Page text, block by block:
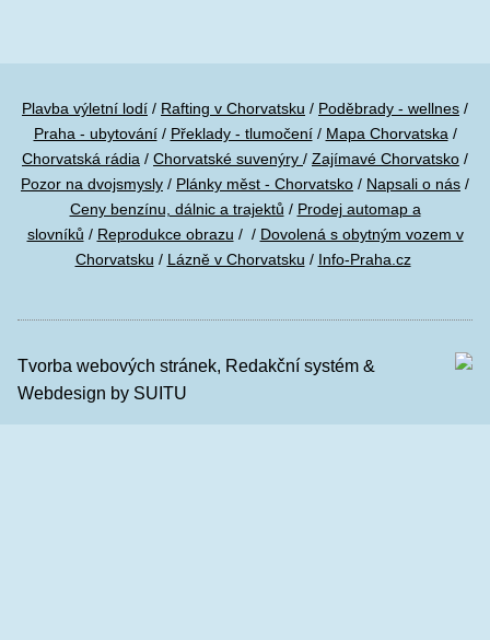
Plavba výletní lodí / Rafting v Chorvatsku / Poděbrady - wellnes /
Praha - ubytování/ Překlady - tlumočení/ Mapa Chorvatska/
Chorvatská rádia / Chorvatské suvenýry / Zajímavé Chorvatsko /
Pozor na dvojsmysly / Plánky měst - Chorvatsko / Napsali o nás /
Ceny benzínu, dálnic a trajektů / Prodej automap a
slovníků / Reprodukce obrazu / / Dovolená s obytným vozem v
Chorvatsku / Lázně v Chorvatsku / Info-Praha.cz
Tvorba webových stránek, Redakční systém &
Webdesign by SUITU